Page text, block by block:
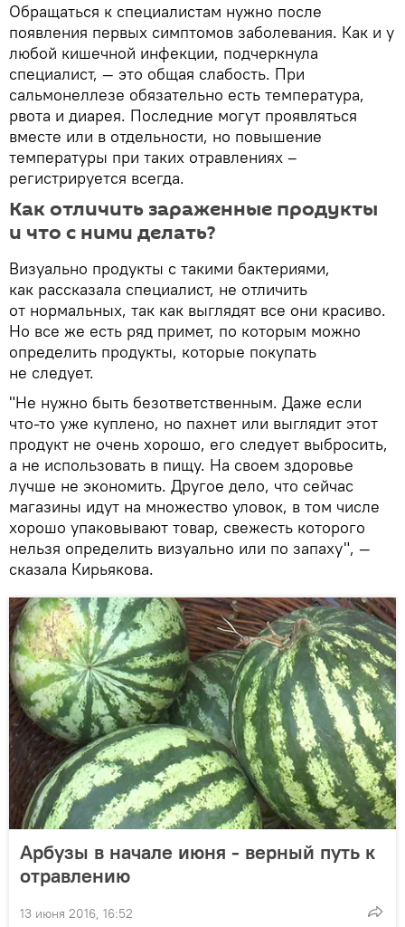
Обращаться к специалистам нужно после
появления первых симптомов заболевания. Как и у
любой кишечной инфекции, подчеркнула
специалист, — это общая слабость. При
сальмонеллезе обязательно есть температура,
рвота и диарея. Последние могут проявляться
вместе или в отдельности, но повышение
температуры при таких отравлениях –
регистрируется всегда.
Как отличить зараженные продукты
и что с ними делать?
Визуально продукты с такими бактериями,
как рассказала специалист, не отличить
от нормальных, так как выглядят все они красиво.
Но все же есть ряд примет, по которым можно
определить продукты, которые покупать
не следует.
"Не нужно быть безответственным. Даже если
что-то уже куплено, но пахнет или выглядит этот
продукт не очень хорошо, его следует выбросить,
а не использовать в пищу. На своем здоровье
лучше не экономить. Другое дело, что сейчас
магазины идут на множество уловок, в том числе
хорошо упаковывают товар, свежесть которого
нельзя определить визуально или по запаху", —
сказала Кирьякова.
Арбузы в начале июня - верный путь к
отравлению
13 июня 2016, 16:52